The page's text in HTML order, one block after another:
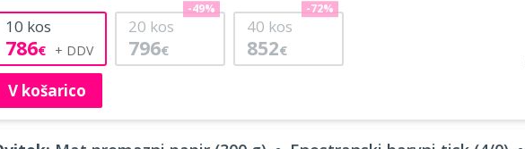
10 kos
786€
20 kos
796€
-49%
40 kos
852€
-72%
V košarico